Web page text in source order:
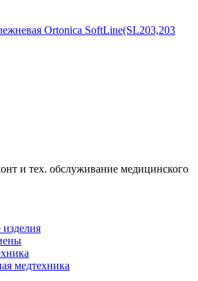
Ortonica SoftLine(SL203,203
и тех. обслуживание медицинского
медтехника